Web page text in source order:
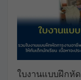
ใบงานแบบฝึกหั